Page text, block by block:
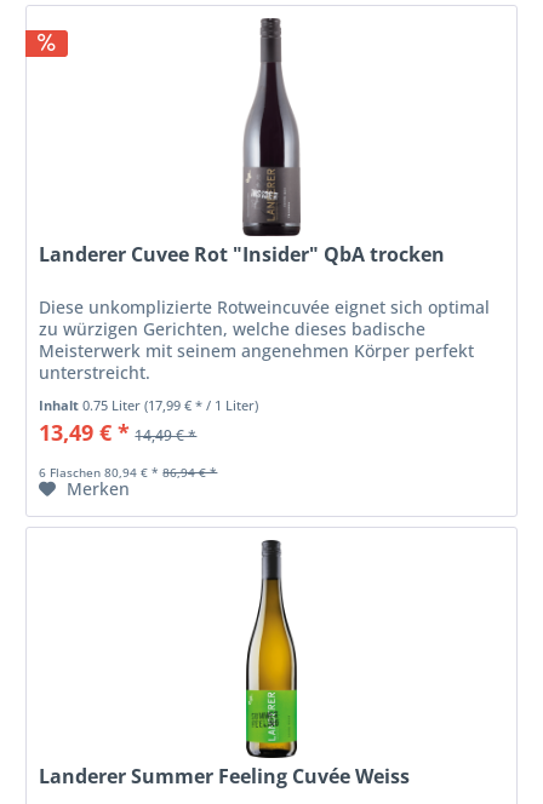
Landerer Cuvee Rot "Insider" QbA trocken
Diese unkomplizierte Rotweincuvée eignet sich optimal
zu würzigen Gerichten, welche dieses badische
Meisterwerk mit seinem angenehmen Körper perfekt
unterstreicht.
Inhalt0.75 Liter(17,99 € * / 1 Liter)
13,49 € * 14,49 € *
6 Flaschen 80,94 € * 86,94 € *
Merken
Landerer Summer Feeling Cuvée Weiss